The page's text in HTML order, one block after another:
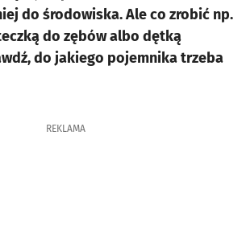
do środowiska. Ale co zrobić np.
do zębów albo dętką
do jakiego pojemnika trzeba
REKLAMA